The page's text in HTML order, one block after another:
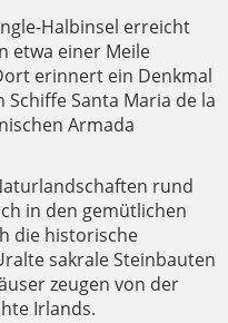
Halbinsel erreicht
etwa einer Meile
erinnert ein Denkmal
Schiffe Santa Maria de la
Armada
rund
in den gemütlichen
die historische
sakrale Steinbauten
zeugen von der
Irlands.